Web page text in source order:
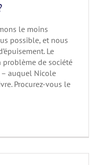
le moins
possible, et nous
Le
de société
auquel Nicole
Procurez-vous le